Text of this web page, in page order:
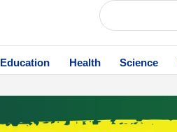
Education Health Science